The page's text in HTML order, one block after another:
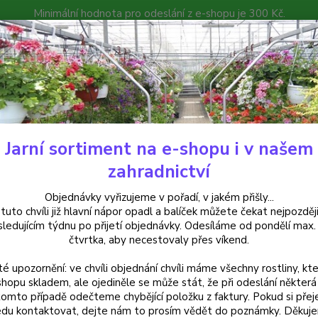
Minimální hodnota pro odeslání z e-shopu je 300 Kč.
můžete čekat nejpozději v následujícím týdnu po přijetí
Poradna Kontakty
Hledat
Fuchsie Bernisser Hardy Fuchsie-mrazuvzdorná 405
Hardy Fuchsie-
Jarní sortiment na e-shopu i v našem
zahradnictví
Objednávky vyřizujeme v pořadí, v jakém přišly...
chvíli již hlavní nápor opadl a balíček můžete čekat
týdnu po přijetí objednávky. Odesíláme od pondělí
čtvrtka, aby necestovaly přes víkend.
upozornění: ve chvíli objednání chvíli máme všechny rostliny,
skladem, ale ojediněle se může stát, že při odeslání některá
případě odečteme chybějící položku z faktury. Pokud si
kontaktovat, dejte nám to prosím vědět do poznámky.